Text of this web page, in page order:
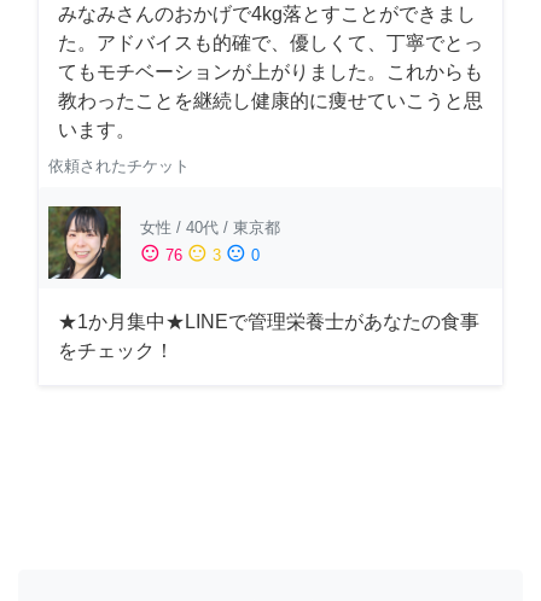
みなみさんのおかげで4kg落とすことができまし
た。アドバイスも的確で、優しくて、丁寧でとっ
てもモチベーションが上がりました。これからも
教わったことを継続し健康的に痩せていこうと思
います。
依頼されたチケット
女性 / 40代 / 東京都
sentiment_satisfied 76 sentiment_neutral 3 sentiment_dissatisfied 0
★1か月集中★LINEで管理栄養士があなたの食事
をチェック！